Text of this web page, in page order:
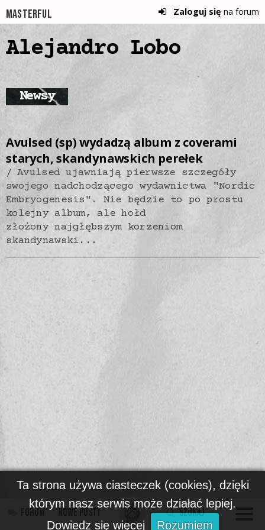
Masterful Zaloguj się na forum
Alejandro Lobo
Newsy
Avulsed (sp) wydadzą album z coverami
starych, skandynawskich perełek
Avulsed ujawniają pierwsze szczegóły
swojego nadchodzącego wydawnictwa "Nordic
Embryogenesis". Nie będzie to po prostu
kolejny album, ale hołd
złożony najgłębszym korzeniom
skandynawski...
Szukaj
Ta strona używa ciasteczek (cookies), dzięki
którym nasz serwis może działać lepiej.
Dowiedz się więcej
Rozumiem